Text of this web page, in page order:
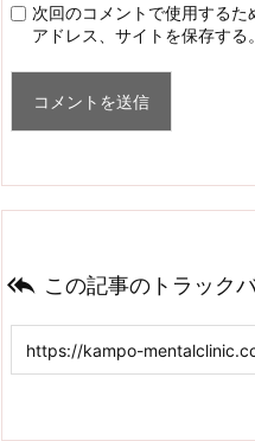
次回のコメントで使用する
アドレス、サイトを保存する。
 この記事のトラック